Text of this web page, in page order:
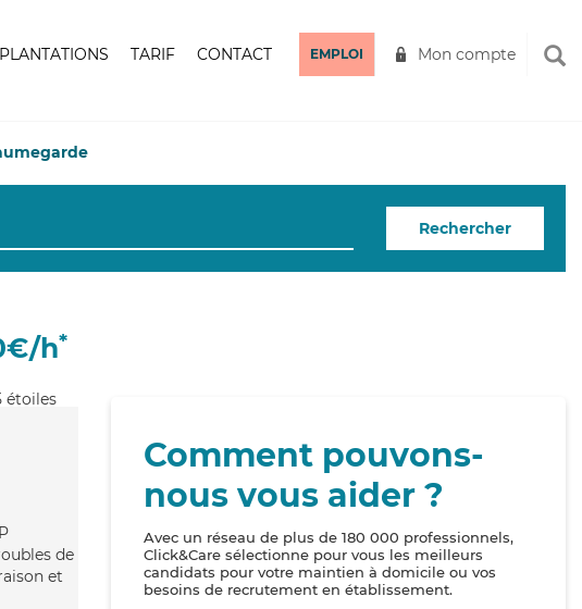
TARIF CONTACT EMPLOI Mon compte
Rechercher
h*
de
et
Comment pouvons-
nous vous aider ?
Avec un réseau de plus de 180 000 professionnels,
Click&Care sélectionne pour vous les meilleurs
candidats pour votre maintien à domicile ou vos
besoins de recrutement en établissement.